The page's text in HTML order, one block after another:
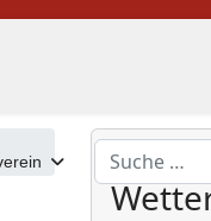
Suchen
DWD